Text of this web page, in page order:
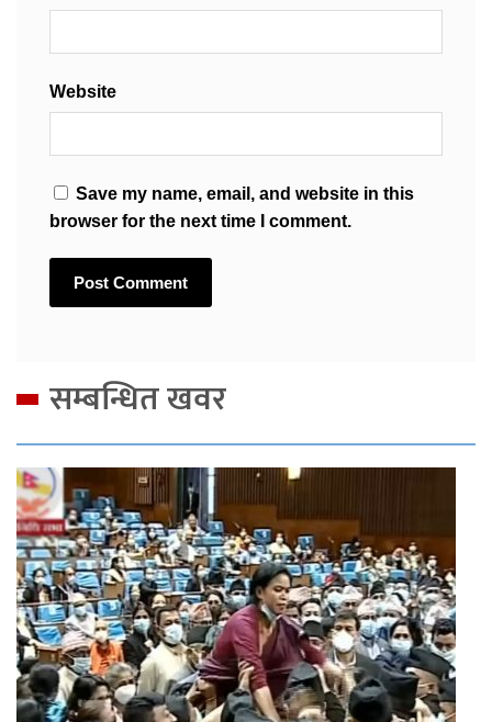
Website
Save my name, email, and website in this
browser for the next time I comment.
सम्बन्धित खवर